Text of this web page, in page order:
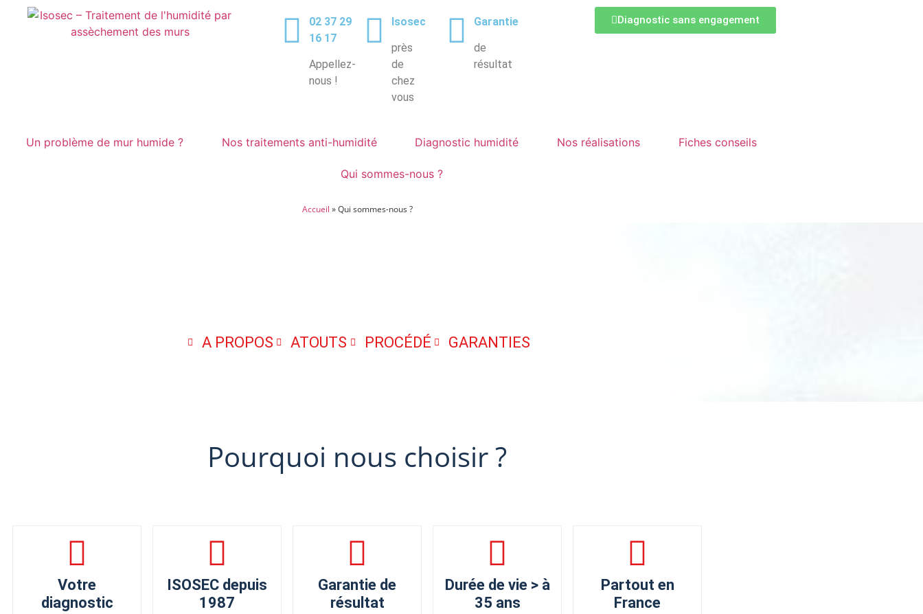
02 37 29
16 17
Appellez-
nous !
Isosec
près
de
chez
vous
Garantie
de
résultat
Diagnostic sans engagement
Un problème de mur humide ? Nos traitements anti-humidité Diagnostic humidité Nos réalisations Fiches conseils
Qui sommes-nous ?
Accueil »Qui sommes-nous ?
A PROPOS ATOUTS PROCÉDÉ GARANTIES
Pourquoi nous choisir ?
Votre
diagnostic
ISOSEC depuis
1987
Garantie de
résultat
Durée de vie > à
35 ans
Partout en
France